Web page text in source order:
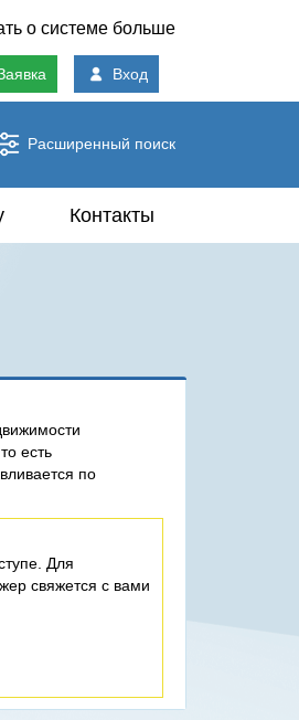
о системе больше
Вход
Расширенный поиск
Контакты
есть
по
Для
свяжется с вами